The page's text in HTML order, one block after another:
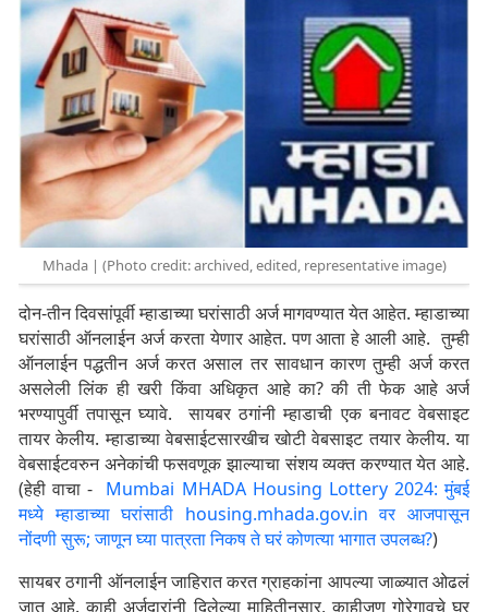
Mhada | (Photo credit: archived, edited, representative image)
दोन-तीन दिवसांपूर्वी म्हाडाच्या घरांसाठी अर्ज मागवण्यात येत आहेत. म्हाडाच्या
घरांसाठी ऑनलाईन अर्ज करता येणार आहेत. पण आता हे आली आहे. तुम्ही
ऑनलाईन पद्धतीन अर्ज करत असाल तर सावधान कारण तुम्ही अर्ज करत
असलेली लिंक ही खरी किंवा अधिकृत आहे का? की ती फेक आहे अर्ज
भरण्यापुर्वी तपासून घ्यावे. सायबर ठगांनी म्हाडाची एक बनावट वेबसाइट
तायर केलीय. म्हाडाच्या वेबसाईटसारखीच खोटी वेबसाइट तयार केलीय. या
वेबसाईटवरुन अनेकांची फसवणूक झाल्याचा संशय व्यक्त करण्यात येत आहे.
(हेही वाचा - Mumbai MHADA Housing Lottery 2024: मुंबई
मध्ये म्हाडाच्या घरांसाठी housing.mhada.gov.in वर आजपासून
नोंदणी सुरू; जाणून घ्या पात्रता निकष ते घरं कोणत्या भागात उपलब्ध?)
सायबर ठगानी ऑनलाईन जाहिरात करत ग्राहकांना आपल्या जाळ्यात ओढलं
जात आहे. काही अर्जदारांनी दिलेल्या माहितीनुसार, काहीजण गोरेगावचे घर